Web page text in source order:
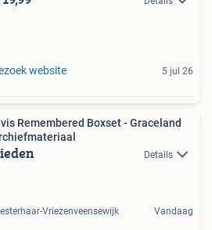
website 5 jul 26
Remembered Boxset - Graceland
Details
Vriezenveensewijk Vandaag